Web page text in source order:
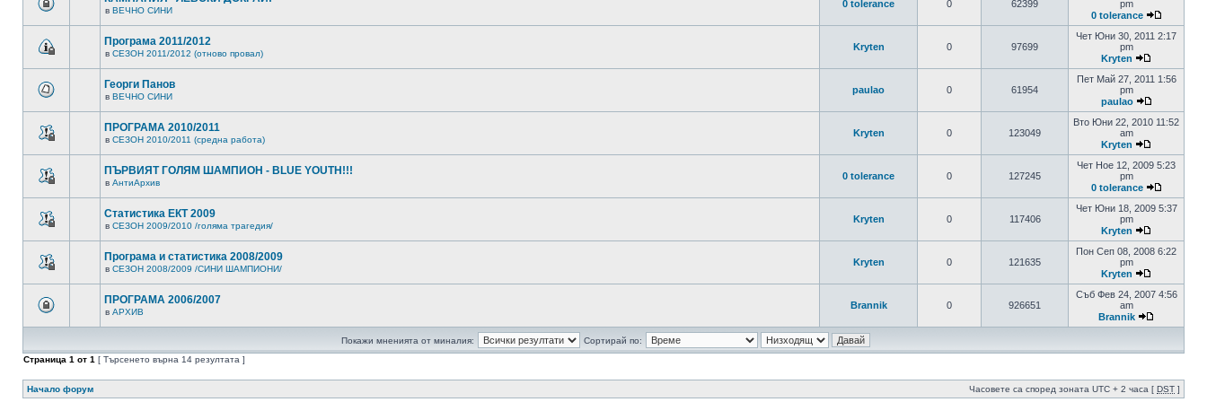
в ВЕЧНО СИНИ
0 tolerance 0 62399
pm
0 tolerance
Програма 2011/2012
в СЕЗОН 2011/2012 (отново провал)
Kryten 0 97699
Чет Юни 30, 2011 2:17
pm
Kryten
Георги Панов
в ВЕЧНО СИНИ
paulao 0 61954
Пет Май 27, 2011 1:56
pm
paulao
ПРОГРАМА 2010/2011
в СЕЗОН 2010/2011 (средна работа)
Kryten 0 123049
Вто Юни 22, 2010 11:52
am
Kryten
ПЪРВИЯТ ГОЛЯМ ШАМПИОН - BLUE YOUTH!!!
в АнтиАрхив
0 tolerance 0 127245
Чет Ное 12, 2009 5:23
pm
0 tolerance
Статистика ЕКТ 2009
в СЕЗОН 2009/2010 /голяма трагедия/
Kryten 0 117406
Чет Юни 18, 2009 5:37
pm
Kryten
Програма и статистика 2008/2009
в СЕЗОН 2008/2009 /СИНИ ШАМПИОНИ/
Kryten 0 121635
Пон Сеп 08, 2008 6:22
pm
Kryten
ПРОГРАМА 2006/2007
в АРХИВ
Brannik 0 926651
Съб Фев 24, 2007 4:56
am
Brannik
Покажи мненията от миналия:
Сортирай по:
Страница 1 от 1 [ Търсенето върна 14 резултата ]
Начало форум Часовете са според зоната UTC + 2 часа [ DST ]